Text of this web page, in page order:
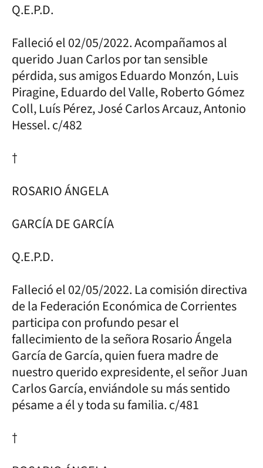
Q.E.P.D.
Falleció el 02/05/2022. Acompañamos al
querido Juan Carlos por tan sensible
pérdida, sus amigos Eduardo Monzón, Luis
Piragine, Eduardo del Valle, Roberto Gómez
Coll, Luís Pérez, José Carlos Arcauz, Antonio
Hessel. c/482
†
ROSARIO ÁNGELA
GARCÍA DE GARCÍA
Q.E.P.D.
Falleció el 02/05/2022. La comisión directiva
de la Federación Económica de Corrientes
participa con profundo pesar el
fallecimiento de la señora Rosario Ángela
García de García, quien fuera madre de
nuestro querido expresidente, el señor Juan
Carlos García, enviándole su más sentido
pésame a él y toda su familia. c/481
†